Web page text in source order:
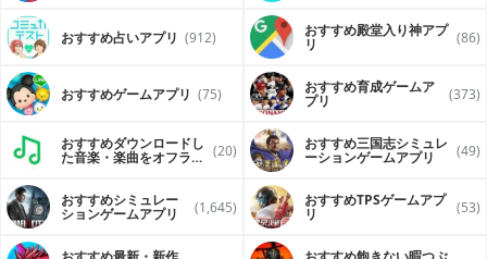
おすすめ占いアプリ (912) おすすめ殿堂入り神アプ
リ (86)
おすすめゲームアプリ (75) おすすめ育成ゲームア
プリ (373)
おすすめダウンロードし
た音楽・楽曲をオフライ (20) おすすめ三国志シミュレ
ーションゲームアプリ (49)
おすすめシミュレー
ションゲームアプリ (1,645) おすすめTPSゲームアプ
リ (53)